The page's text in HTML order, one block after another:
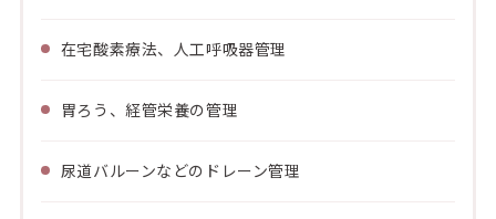
在宅酸素療法、人工呼吸器管理
胃ろう、経管栄養の管理
尿道バルーンなどのドレーン管理